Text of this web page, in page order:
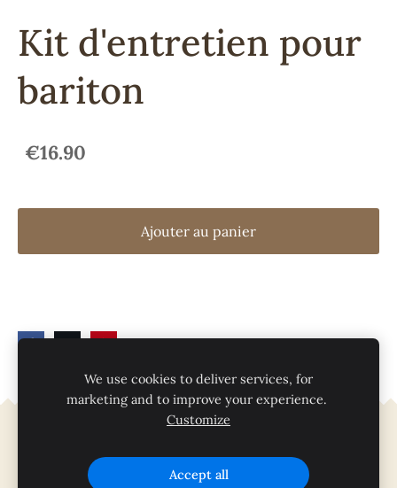
Kit d'entretien pour
bariton
€16.90
Ajouter au panier
Cookies
We use cookies to deliver services, for
marketing and to improve your experience.
Customize
Accept all